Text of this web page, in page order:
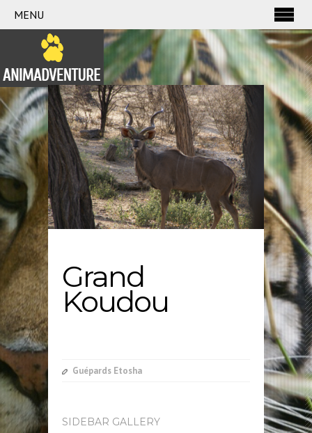
MENU
Grand
Koudou
Guépards Etosha
SIDEBAR GALLERY